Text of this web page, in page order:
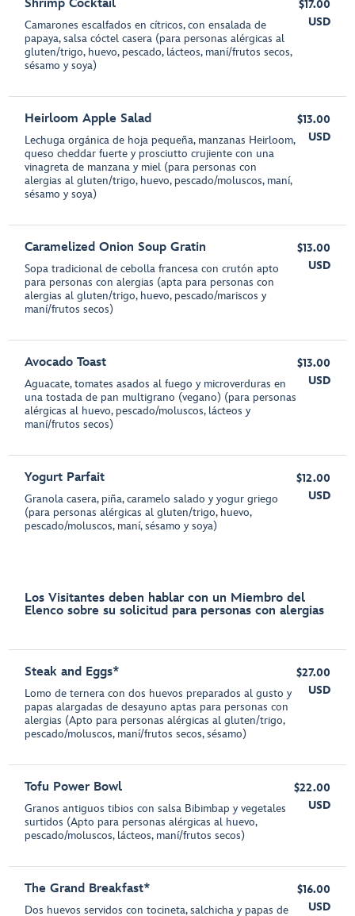
Shrimp Cocktail
Camarones escalfados en cítricos, con ensalada de
papaya, salsa cóctel casera (para personas alérgicas al
gluten/trigo, huevo, pescado, lácteos, maní/frutos secos,
sésamo y soya)
$17.00
USD
Heirloom Apple Salad
Lechuga orgánica de hoja pequeña, manzanas Heirloom,
queso cheddar fuerte y prosciutto crujiente con una
vinagreta de manzana y miel (para personas con
alergias al gluten/trigo, huevo, pescado/moluscos, maní,
sésamo y soya)
$13.00
USD
Caramelized Onion Soup Gratin
Sopa tradicional de cebolla francesa con crutón apto
para personas con alergias (apta para personas con
alergias al gluten/trigo, huevo, pescado/mariscos y
maní/frutos secos)
$13.00
USD
Avocado Toast
Aguacate, tomates asados al fuego y microverduras en
una tostada de pan multigrano (vegano) (para personas
alérgicas al huevo, pescado/moluscos, lácteos y
maní/frutos secos)
$13.00
USD
Yogurt Parfait
Granola casera, piña, caramelo salado y yogur griego
(para personas alérgicas al gluten/trigo, huevo,
pescado/moluscos, maní, sésamo y soya)
$12.00
USD
Los Visitantes deben hablar con un Miembro del
Elenco sobre su solicitud para personas con alergias
Steak and Eggs*
Lomo de ternera con dos huevos preparados al gusto y
papas alargadas de desayuno aptas para personas con
alergias (Apto para personas alérgicas al gluten/trigo,
pescado/moluscos, maní/frutos secos, sésamo)
$27.00
USD
Tofu Power Bowl
Granos antiguos tibios con salsa Bibimbap y vegetales
surtidos (Apto para personas alérgicas al huevo,
pescado/moluscos, lácteos, maní/frutos secos)
$22.00
USD
The Grand Breakfast*
Dos huevos servidos con tocineta, salchicha y papas de
$16.00
USD